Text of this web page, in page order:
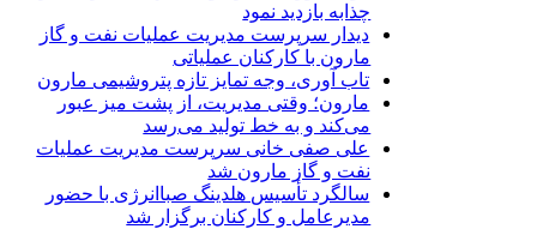
چذابه بازدید نمود
دیدار سرپرست مدیریت عملیات نفت و گاز
مارون با کارکنان عملیاتی
تاب آوری، وجه تمایز تازه پتروشیمی مارون
مارون؛ وقتی مدیریت، از پشت میز عبور
می‌کند و به خط تولید می‌رسد
علی صفی خانی سرپرست مدیریت عملیات
نفت و گاز مارون شد
سالگرد تأسیس هلدینگ صباانرژی با حضور
مدیرعامل و کارکنان برگزار شد